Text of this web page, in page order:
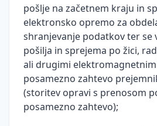
pošlje na začetnem kraju in
elektronsko opremo za
shranjevanje podatkov ter se
pošilja in sprejema po žici,
ali drugimi
posamezno zahtevo
(storitev opravi s prenosom
posamezno zahtevo);